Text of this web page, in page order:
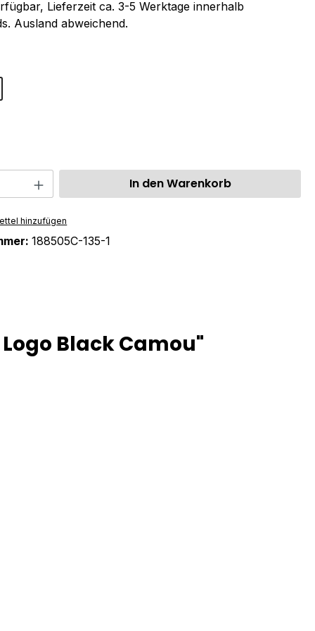
Lieferzeit ca. 3-5 Werktage innerhalb
Ausland abweichend.
Anzahl: Gib den gewünschten Wert
In den Warenkorb
hinzufügen
188505C-135-1
Black Camou"